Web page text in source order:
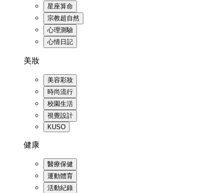
星座算命
宗教超自然
心理測驗
心情日記
美妝
美容彩妝
時尚流行
校園生活
視覺設計
KUSO
健康
醫療保健
運動體育
活動紀錄